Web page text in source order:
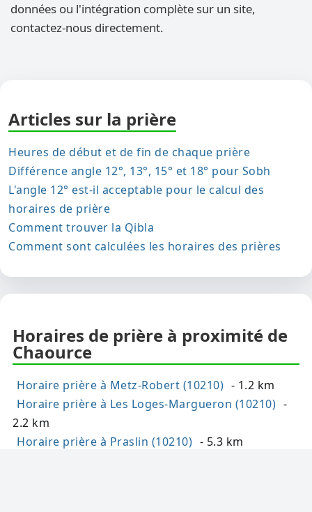
données ou l'intégration complète sur un site,
contactez-nous directement.
Articles sur la prière
Heures de début et de fin de chaque prière
Différence angle 12°, 13°, 15° et 18° pour Sobh
L'angle 12° est-il acceptable pour le calcul des
horaires de prière
Comment trouver la Qibla
Comment sont calculées les horaires des prières
Horaires de prière à proximité de
Chaource
Horaire prière à Metz-Robert (10210) - 1.2 km
Horaire prière à Les Loges-Margueron (10210) -
2.2 km
Horaire prière à Praslin (10210) - 5.3 km